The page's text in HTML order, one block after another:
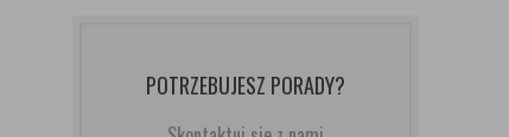
POTRZEBUJESZ PORADY?